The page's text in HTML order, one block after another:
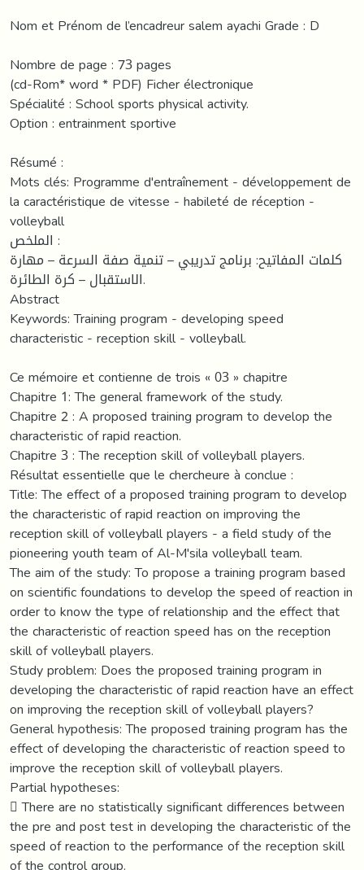
Nom et Prénom de l’encadreur salem ayachi Grade : D
Nombre de page : 73 pages
(cd-Rom* word * PDF) Ficher électronique
Spécialité : School sports physical activity.
Option : entrainment sportive
Résumé :
Mots clés: Programme d'entraînement - développement de
la caractéristique de vitesse - habileté de réception -
volleyball
الملخص :
كلمات المفاتيح: برنامج تدريبي – تنمية صفة السرعة – مهارة
الاستقبال – كرة الطائرة.
Abstract
Keywords: Training program - developing speed
characteristic - reception skill - volleyball.
Ce mémoire et contienne de trois « 03 » chapitre
Chapitre 1: The general framework of the study.
Chapitre 2 : A proposed training program to develop the
characteristic of rapid reaction.
Chapitre 3 : The reception skill of volleyball players.
Résultat essentielle que le chercheure à conclue :
Title: The effect of a proposed training program to develop
the characteristic of rapid reaction on improving the
reception skill of volleyball players - a field study of the
pioneering youth team of Al-M'sila volleyball team.
The aim of the study: To propose a training program based
on scientific foundations to develop the speed of reaction in
order to know the type of relationship and the effect that
the characteristic of reaction speed has on the reception
skill of volleyball players.
Study problem: Does the proposed training program in
developing the characteristic of rapid reaction have an effect
on improving the reception skill of volleyball players?
General hypothesis: The proposed training program has the
effect of developing the characteristic of reaction speed to
improve the reception skill of volleyball players.
Partial hypotheses:
 There are no statistically significant differences between
the pre and post test in developing the characteristic of the
speed of reaction to the performance of the reception skill